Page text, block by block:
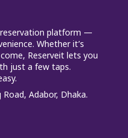
reservation platform —
Whether it’s
Reserveit lets you
just a few taps.
Road, Adabor, Dhaka.